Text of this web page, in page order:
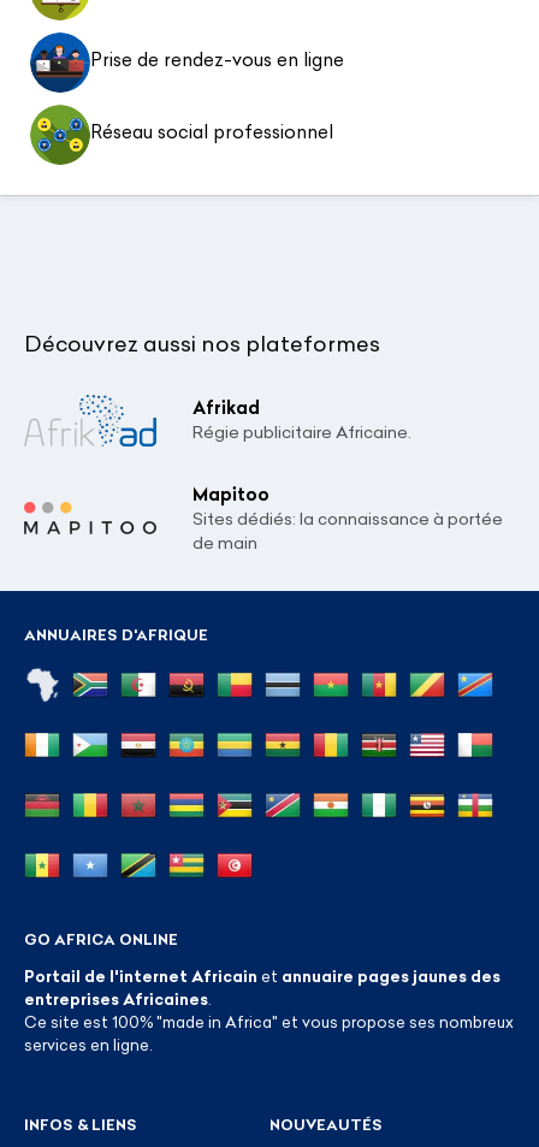
Prise de rendez-vous en ligne
Réseau social professionnel
Découvrez aussi nos plateformes
Afrikad
Régie publicitaire Africaine.
Mapitoo
Sites dédiés: la connaissance à portée
de main
ANNUAIRES D'AFRIQUE
GO AFRICA ONLINE
Portail de l'internet Africain et annuaire pages jaunes des
entreprises Africaines
Ce site est 100% "made in Africa" et vous propose ses nombreux
services en ligne.
INFOS & LIENS NOUVEAUTÉS